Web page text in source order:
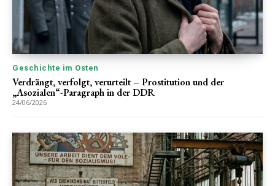
Geschichte im Osten
Verdrängt, verfolgt, verurteilt – Prostitution und der
„Asozialen“-Paragraph in der DDR
24/06/2026